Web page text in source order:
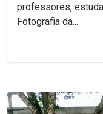
professores,
Fotografia da...